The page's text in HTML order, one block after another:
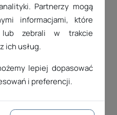
81 340
24H
Partnerzy mogą
informacjami, które
zebrali w trakcie
ich usług.
lepiej dopasować
i preferencji.